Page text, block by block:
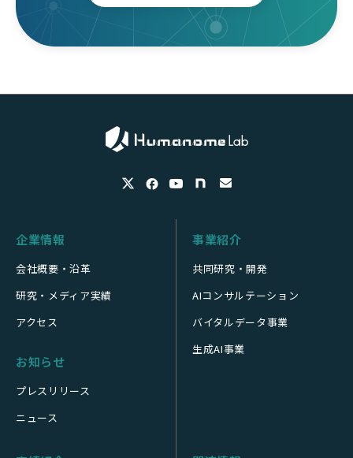
企業情報
会社概要・沿革
研究・メディア実績
アクセス
お知らせ
プレスリリース
ニュース
事業紹介
共同研究・開発
AIコンサルテーション
バイタルデータ事業
生成AI事業